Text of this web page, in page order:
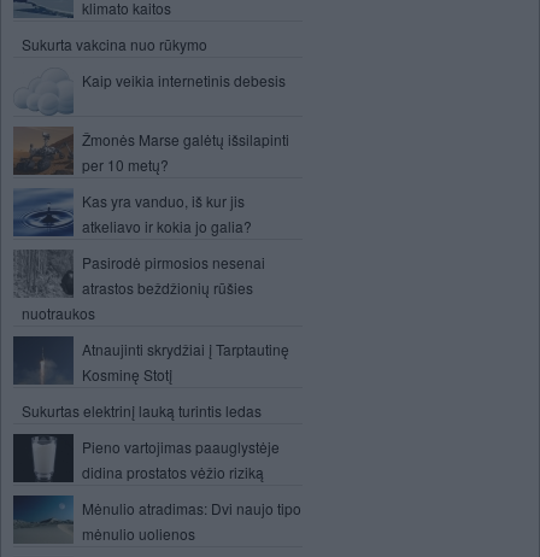
klimato kaitos
Sukurta vakcina nuo rūkymo
Kaip veikia internetinis debesis
Žmonės Marse galėtų išsilapinti
per 10 metų?
Kas yra vanduo, iš kur jis
atkeliavo ir kokia jo galia?
Pasirodė pirmosios nesenai
atrastos beždžionių rūšies
nuotraukos
Atnaujinti skrydžiai į Tarptautinę
Kosminę Stotį
Sukurtas elektrinį lauką turintis ledas
Pieno vartojimas paauglystėje
didina prostatos vėžio riziką
Mėnulio atradimas: Dvi naujo tipo
mėnulio uolienos